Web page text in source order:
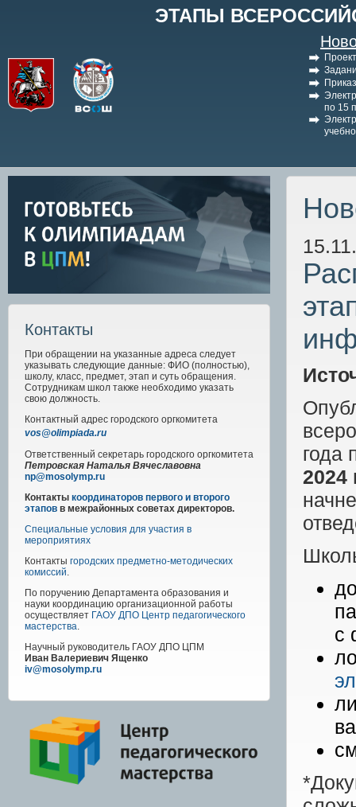
ЭТАПЫ
по 15
Контакты
При обращении на указанные адреса следует
указывать следующие данные: ФИО (полностью),
школу, класс, предмет, этап и суть обращения.
Сотрудникам школ также необходимо указать
свою должность.
Контактный адрес городского оргкомитета
vos@olimpiada.ru
Ответственный секретарь городского оргкомитета
Петровская Наталья Вячеславовна
np@mosolymp.ru
Контакты координаторов первого и второго
этапов в межрайонных советах директоров.
Специальные условия для участия в
мероприятиях
Контакты городских предметно-методических
комиссий.
По поручению Департамента образования и
науки координацию организационной работы
осуществляет ГАОУ ДПО Центр педагогического
мастерства.
Научный руководитель ГАОУ ДПО ЦПМ
Иван Валериевич Ященко
iv@mosolymp.ru
года
2024
с